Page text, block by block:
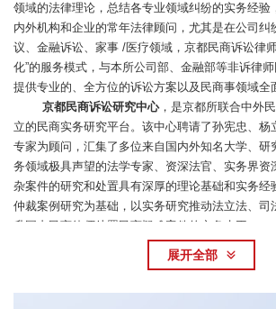
领域的法律理论，总结各专业领域纠纷的实务经验
内外机构和企业的常年法律顾问，尤其是在公司纠
议、金融诉讼、家事 /医疗领域，京都民商诉讼律
化”的服务模式，与本所公司部、金融部等非诉律
提供专业的、全方位的诉讼方案以及民商事领域全
京都民商诉讼研究中心，是京都所联合中外
立的民商实务研究平台。该中心聘请了孙宪忠、杨
专家为顾问，汇集了多位来自国内外知名大学、研
务领域极具声望的法学专家、资深法官、实务界资
杂案件的研究和处置具有深厚的理论基础和实务经
仲裁案例研究为基础，以实务研究推动法立法、司
升国内民商律师处置民商疑难案件的实务水平。
展开全部